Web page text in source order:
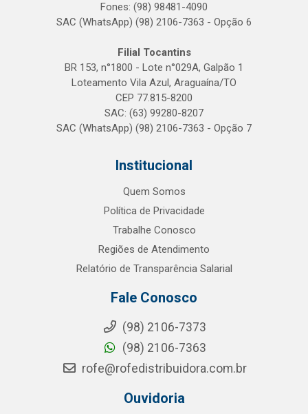
Fones: (98) 98481-4090
SAC (WhatsApp) (98) 2106-7363 - Opção 6
Filial Tocantins
BR 153, n°1800 - Lote n°029A, Galpão 1
Loteamento Vila Azul, Araguaína/TO
CEP 77.815-8200
SAC: (63) 99280-8207
SAC (WhatsApp) (98) 2106-7363 - Opção 7
Institucional
Quem Somos
Política de Privacidade
Trabalhe Conosco
Regiões de Atendimento
Relatório de Transparência Salarial
Fale Conosco
(98) 2106-7373
(98) 2106-7363
rofe@rofedistribuidora.com.br
Ouvidoria